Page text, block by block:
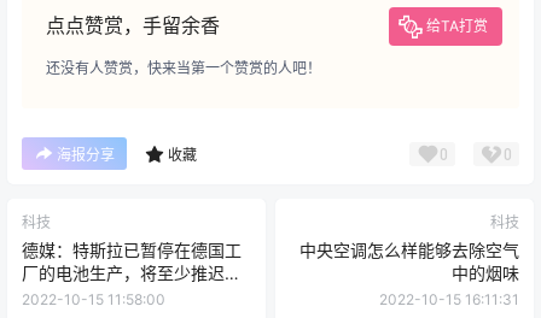
点点赞赏，手留余香 给TA打赏
还没有人赞赏，快来当第一个赞赏的人吧！
海报分享 收藏 0 0
科技
德媒：特斯拉已暂停在德国工
厂的电池生产，将至少推迟到
2024年
2022-10-15 11:58:00
科技
中央空调怎么样能够去除空气
中的烟味
2022-10-15 16:11:31